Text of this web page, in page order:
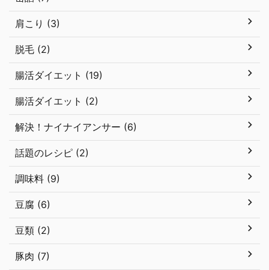
肩こり (3)
脱毛 (2)
腸活ダイエット (19)
腸活ダイエット (2)
解決！ナイナイアンサー (6)
話題のレシピ (2)
調味料 (9)
豆腐 (6)
豆類 (2)
豚肉 (7)